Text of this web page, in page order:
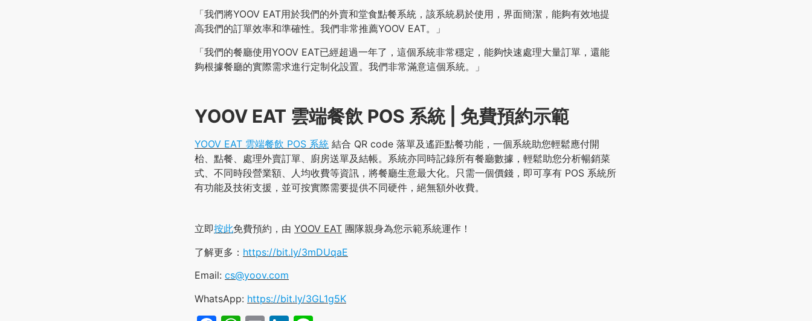
「我們將YOOV EAT用於我們的外賣和堂食點餐系統，該系統易於使用，界面簡潔，能夠有效地提
高我們的訂單效率和準確性。我們非常推薦YOOV EAT。」
「我們的餐廳使用YOOV EAT已經超過一年了，這個系統非常穩定，能夠快速處理大量訂單，還能
夠根據餐廳的實際需求進行定制化設置。我們非常滿意這個系統。」
YOOV EAT 雲端餐飲 POS 系統 | 免費預約示範
YOOV EAT 雲端餐飲 POS 系統 結合 QR code 落單及遙距點餐功能，一個系統助您輕鬆應付開
枱、點餐、處理外賣訂單、廚房送單及結帳。系統亦同時記錄所有餐廳數據，輕鬆助您分析暢銷菜
式、不同時段營業額、人均收費等資訊，將餐廳生意最大化。只需一個價錢，即可享有 POS 系統所
有功能及技術支援，並可按實際需要提供不同硬件，絕無額外收費。
立即按此免費預約，由 YOOV EAT 團隊親身為您示範系統運作！
了解更多： https://bit.ly/3mDUqaE
Email: cs@yoov.com
WhatsApp: https://bit.ly/3GL1g5K